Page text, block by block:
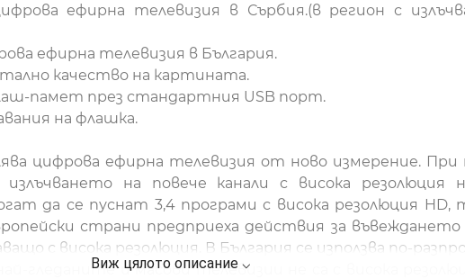
ефирна телевизия в Сърбия.(в регион с
ефирна телевизия в България.
качество на картината.
памет през стандартния USB порт.
на флашка.
цифрова ефирна телевизия от ново измерение. При
на повече канали с висока
да се пуснат 3,4 програми с висока резолюция HD,
страни предприеха действия за
с висока резолюция. В България се използва по-
гледаните и масови телевизии не са с висока